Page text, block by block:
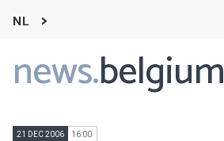
NL
news.belgium
Main
navigation
21 DEC 2006 16:00